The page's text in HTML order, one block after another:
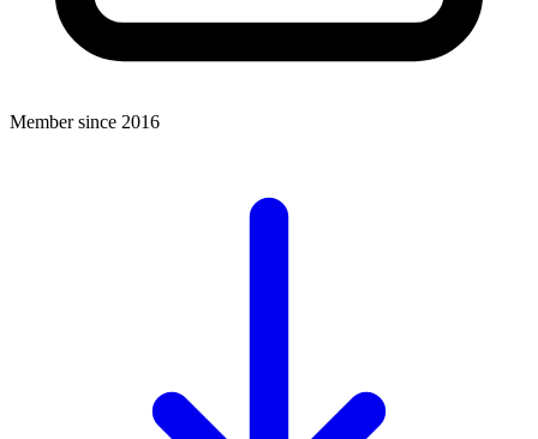
Member since 2016